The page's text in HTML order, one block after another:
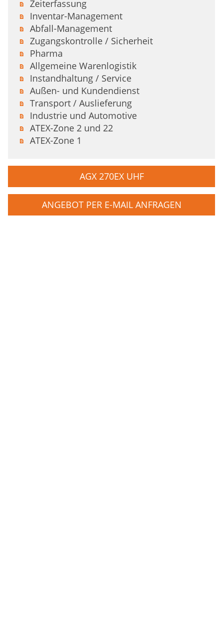
Zeiterfassung
Inventar-Management
Abfall-Management
Zugangskontrolle / Sicherheit
Pharma
Allgemeine Warenlogistik
Instandhaltung / Service
Außen- und Kundendienst
Transport / Auslieferung
Industrie und Automotive
ATEX-Zone 2 und 22
ATEX-Zone 1
AGX 270EX UHF
ANGEBOT PER E-MAIL ANFRAGEN